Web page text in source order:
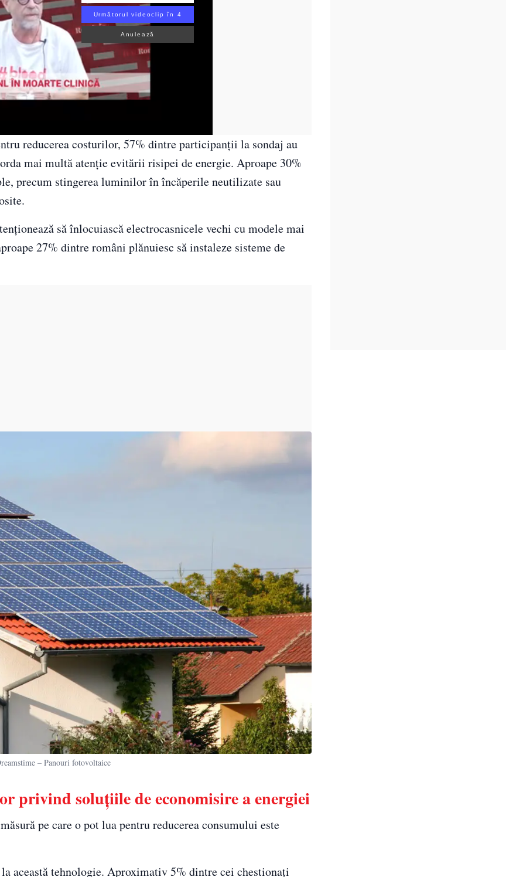
Următorul videoclip în 3
Anulează
reducerea costurilor, 57% dintre participanții la sondaj au
mai multă atenție evitării risipei de energie. Aproape 30%
precum stingerea luminilor în încăperile neutilizate sau
să înlocuiască electrocasnicele vechi cu modele mai
27% dintre români plănuiesc să instaleze sisteme de
– Panouri fotovoltaice
privind soluțiile de economisire a energiei
pe care o pot lua pentru reducerea consumului este
această tehnologie. Aproximativ 5% dintre cei chestionați